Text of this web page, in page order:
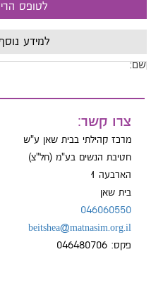
לטופס
למידע
צרו קשר:
מרכז קהילתי בבית שאן ע"ש
חטיבת הנשים בע"מ (חל"צ)
הארבעה 1
בית שאן
046060550
beitshea@matnasim.org.il
פקס: 046480706